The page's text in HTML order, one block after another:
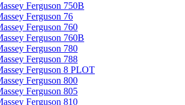
Ferguson 750B
Ferguson 76
Ferguson 760
Ferguson 760B
Ferguson 780
Ferguson 788
Ferguson 8 PLOT
Ferguson 800
Ferguson 805
Ferguson 810